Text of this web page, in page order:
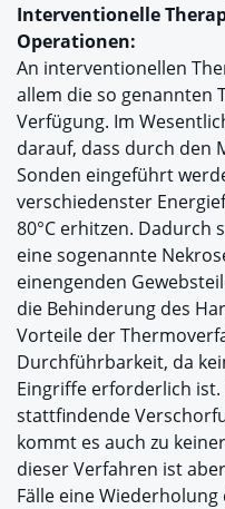
Interventionelle
Operationen:
An interventionellen
allem die so genannten
Verfügung. Im
darauf, dass durch den
Sonden eingeführt
verschiedenster
80°C erhitzen. Dadurch
eine sogenannte
einengenden
die Behinderung des
Vorteile der
Durchführbarkeit, da
Eingriffe erforderlich
stattfindende
kommt es auch zu
dieser Verfahren ist
Fälle eine